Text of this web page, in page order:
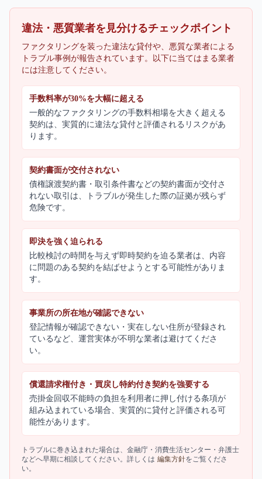
違法・悪質業者を見分けるチェックポイント
ファクタリングを装った違法な貸付や、悪質な業者による
トラブル事例が報告されています。以下に当てはまる業者
には注意してください。
手数料率が30%を大幅に超える
一般的なファクタリングの手数料相場を大きく超える
契約は、実質的に違法な貸付と評価されるリスクがあ
ります。
契約書面が交付されない
債権譲渡契約書・取引条件書などの契約書面が交付さ
れない取引は、トラブルが発生した際の証拠が残らず
危険です。
即決を強く迫られる
比較検討の時間を与えず即時契約を迫る業者は、内容
に問題のある契約を結ばせようとする可能性がありま
す。
事業所の所在地が確認できない
登記情報が確認できない・実在しない住所が登録され
ているなど、運営実体が不明な業者は避けてくださ
い。
償還請求権付き・買戻し特約付き契約を強要する
売掛金回収不能時の負担を利用者に押し付ける条項が
組み込まれている場合、実質的に貸付と評価される可
能性があります。
トラブルに巻き込まれた場合は、金融庁・消費生活センター・弁護士
などへ早期に相談してください。詳しくは 編集方針をご覧くださ
い。